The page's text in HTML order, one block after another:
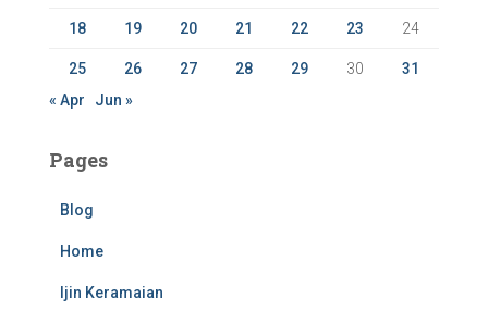
18 19 20 21 22 23 24
25 26 27 28 29 30
31
« Apr
Jun »
Pages
Blog
Home
Ijin Keramaian